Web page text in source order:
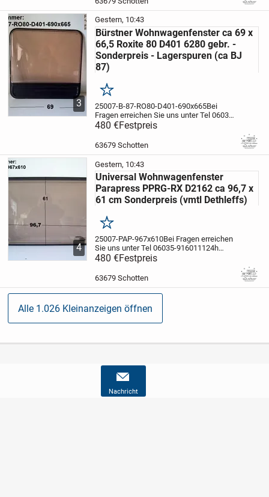
Nachricht
möglichArtikelbeschreibung:...
3
Gestern, 10:43
Bürstner Wohnwagenfenster ca 69 x
66,5 Roxite 80 D401 6280 gebr. -
Sonderpreis - Lagerspuren (ca BJ
87)
Merken
25007-B-87-RO80-D401-690x665Bei
Fragen erreichen Sie uns unter Tel 06035-
916011124h
Artikelbeschreibung:
Wohnwagenfenster siehe Fotos
Hersteller Roxite 80 D401/ Polyplastic
480 €Festpreis
63679 Schotten
4
Gestern, 10:43
Universal Wohnwagenfenster
Parapress PPRG-RX D2162 ca 96,7 x
61 cm Sonderpreis (vmtl Dethleffs)
Merken
25007-PAP-967x610Bei Fragen erreichen
Sie uns unter Tel 06035-916011124h
OnlineEXPRESSLIEFERUNG per Kurier
wenn es sehr schnell gehen muß für 1,25
EUR pro km
480 €Festpreis
63679 Schotten
Alle 1.026 Kleinanzeigen öffnen